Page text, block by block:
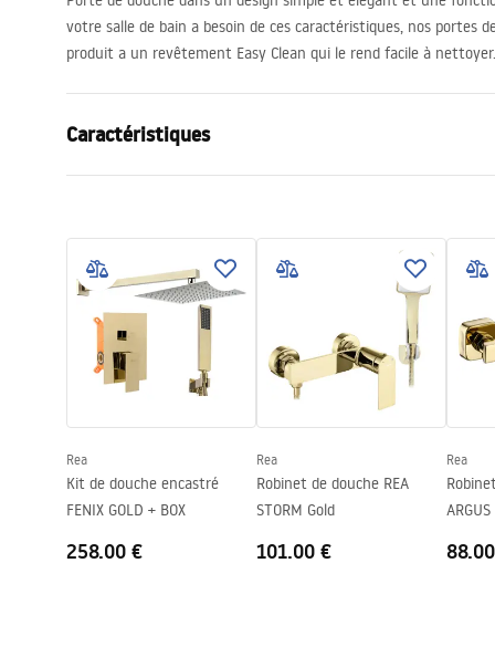
votre salle de bain a besoin de ces caractéristiques, nos portes
produit a un revêtement Easy Clean qui le rend facile à nettoyer.
Caractéristiques
Direction de la porte
Universel(le)
Épaisseur du verre
6 mm
Hauteur de la porte de douche
195
cm
Matériel des profils
aluminium
Finition des profils
Or clair
Kit de joint d'étanchéité inclus
Possibilité de montage sans receveur de
Rea
Kit de douche encastré
FENIX GOLD + BOX
258.00 €
Rea
Robinet de douche REA
STORM Gold
101.00 €
Rea
ARGUS